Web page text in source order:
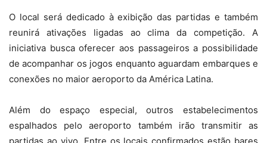
O local será dedicado à exibição das partidas e também
reunirá ativações ligadas ao clima da competição. A
iniciativa busca oferecer aos passageiros a possibilidade
de acompanhar os jogos enquanto aguardam embarques e
conexões no maior aeroporto da América Latina.
Além do espaço especial, outros estabelecimentos
espalhados pelo aeroporto também irão transmitir as